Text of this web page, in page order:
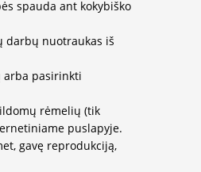
spauda ant kokybiško
darbų nuotraukas iš
arba pasirinkti
rėmelių (tik
puslapyje.
gavę reprodukciją,